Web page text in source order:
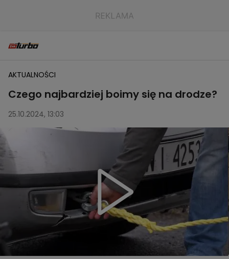
AKTUALNOŚCI
Czego najbardziej boimy się na drodze?
25.10.2024, 13:03